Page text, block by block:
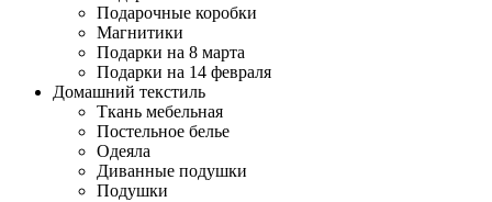
Подарочные коробки
Магнитики
Подарки на 8 марта
Подарки на 14 февраля
Домашний текстиль
Ткань мебельная
Постельное белье
Одеяла
Диванные подушки
Подушки